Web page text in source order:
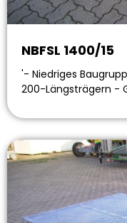
NBFSL 1400/15
'- Niedriges
200-Längsträgern -